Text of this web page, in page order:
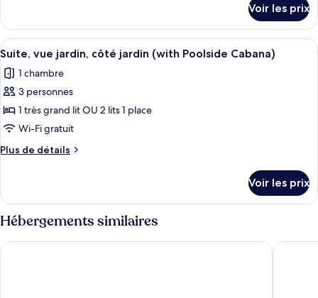
Suite,
balcon
(with
Poolside
Cabana)
le
type
de
Suite,
balcon
Poolside
Cabana)
Voir les prix
Afficher
toutes
les
photos
pour
ce
type
de
Suite,
vue
jardin,
côté
Une série de bancs en bois, dotés
9
Suite, vue jardin, côté jardin (with Poolside Cabana)
1 chambre
3 personnes
1 très grand lit OU 2 lits 1 place
Wi-Fi gratuit
Plus de détails
Plus
le
type
de
Suite,
Voir les prix
Hébergements similaires
Four Points by Sheraton Bali Seminyak Aloft by